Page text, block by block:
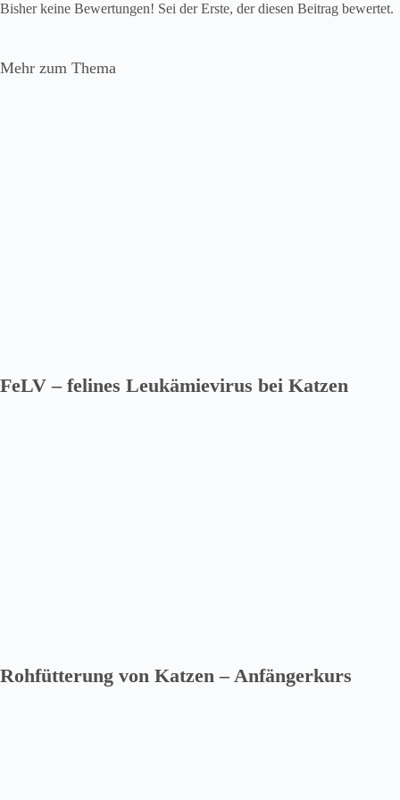
Bisher keine Bewertungen! Sei der Erste, der diesen Beitrag bewertet.
Mehr zum Thema
FeLV – felines Leukämievirus bei Katzen
Rohfütterung von Katzen – Anfängerkurs